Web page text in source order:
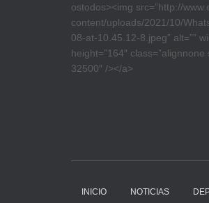
ostodos><img src=”http://
content/uploads/2021/10/
08-at-10.45.12-8.jpeg” alt=””
height=”164″
32500″ /></a>
INICIO NOTICIAS